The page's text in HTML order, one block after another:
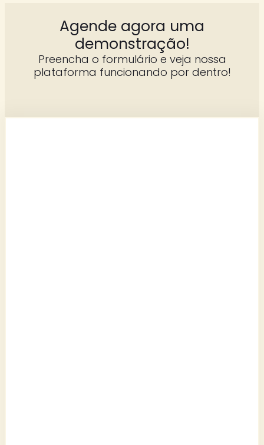
Agende agora uma
demonstração!
Preencha o formulário e veja nossa
plataforma funcionando por dentro!